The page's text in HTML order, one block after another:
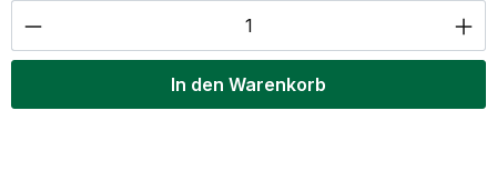
Produkt Anzahl: Gib den gewünschten
In den Warenkorb